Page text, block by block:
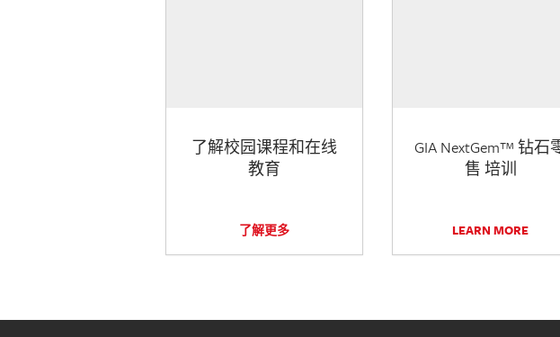
了解校园课程和在线
教育
了解更多
GIA NextGem™ 钻石
售 培训
LEARN MORE